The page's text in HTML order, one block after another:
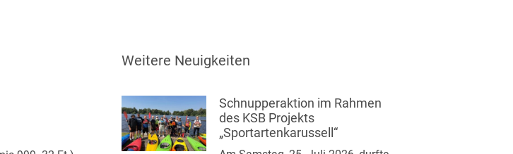
Weitere Neuigkeiten
Schnupperaktion im Rahmen
des KSB Projekts
„Sportartenkarussell“